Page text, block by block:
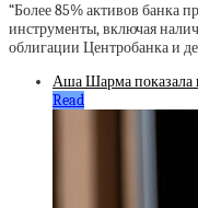
“Более 85% активов банка
инструменты, включая
облигации Центробанка и
Аша Шарма показала
Read